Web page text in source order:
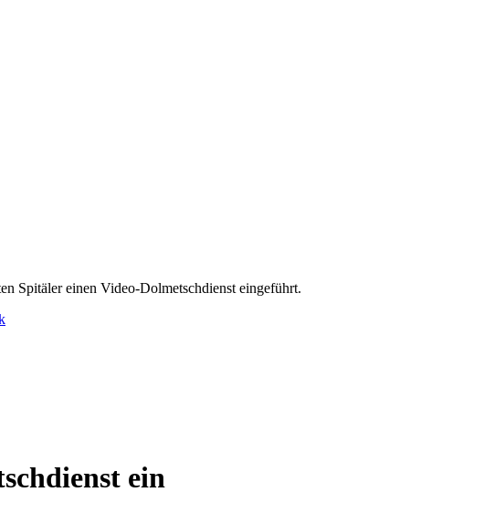
Spitäler einen Video-Dolmetschdienst eingeführt.
ein